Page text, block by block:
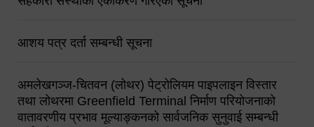
आशय पत्र दर्ता सम्बन्धी सूचना
अमलेखगञ्ज-चितवन (लोथर) पेट्रोलियम पाइपलाइन विस्तार
तथा लोथरमा Greenfield Terminal निर्माण परियोजनाको
वातावरणीय प्रभाव मूल्याङ्कनको सार्वजनिक सुनुवाई सम्बन्धी